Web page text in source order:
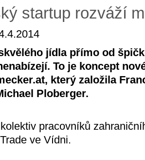
startup rozváží
jídla přímo od
To je koncept
který založila
Ploberger.
pracovníků
ve Vídni.